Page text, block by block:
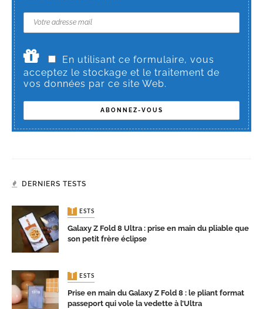
En utilisant ce formulaire, vous
acceptez le stockage et le traitement de
vos données par ce site Web.
DERNIERS TESTS
TESTS
Galaxy Z Fold 8 Ultra : prise en main du pliable que
son petit frère éclipse
TESTS
Prise en main du Galaxy Z Fold 8 : le pliant format
passeport qui vole la vedette à l’Ultra